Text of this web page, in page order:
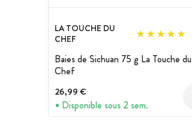
LA TOUCHE DU
CHEF
Baies de Sichuan 75 g La Touche du
Chef
26,99 €
Disponible sous 2 sem.